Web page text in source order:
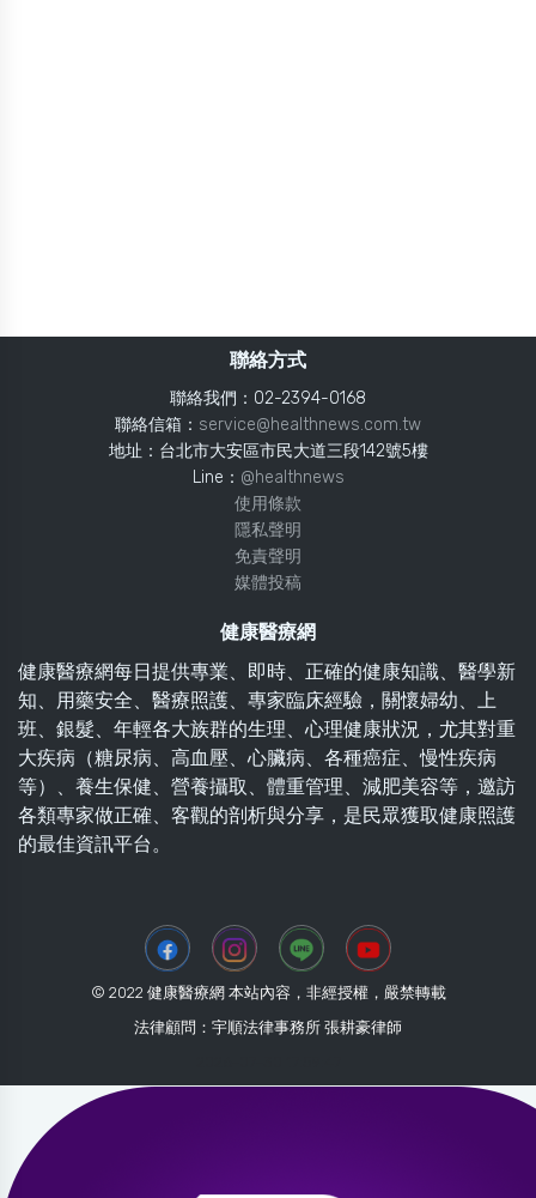
聯絡方式
聯絡我們：02-2394-0168
聯絡信箱： service@healthnews.com.tw
地址：台北市大安區市民大道三段142號5樓
Line： @healthnews
使用條款
隱私聲明
免責聲明
媒體投稿
健康醫療網
健康醫療網每日提供專業、即時、正確的健康知識、醫學新
知、用藥安全、醫療照護、專家臨床經驗，關懷婦幼、上
班、銀髮、年輕各大族群的生理、心理健康狀況，尤其對重
大疾病（糖尿病、高血壓、心臟病、各種癌症、慢性疾病
等）、養生保健、營養攝取、體重管理、減肥美容等，邀訪
各類專家做正確、客觀的剖析與分享，是民眾獲取健康照護
的最佳資訊平台。
© 2022 健康醫療網 本站內容，非經授權，嚴禁轉載
法律顧問：宇順法律事務所 張耕豪律師